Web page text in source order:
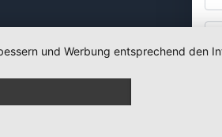
und Werbung entsprechend den